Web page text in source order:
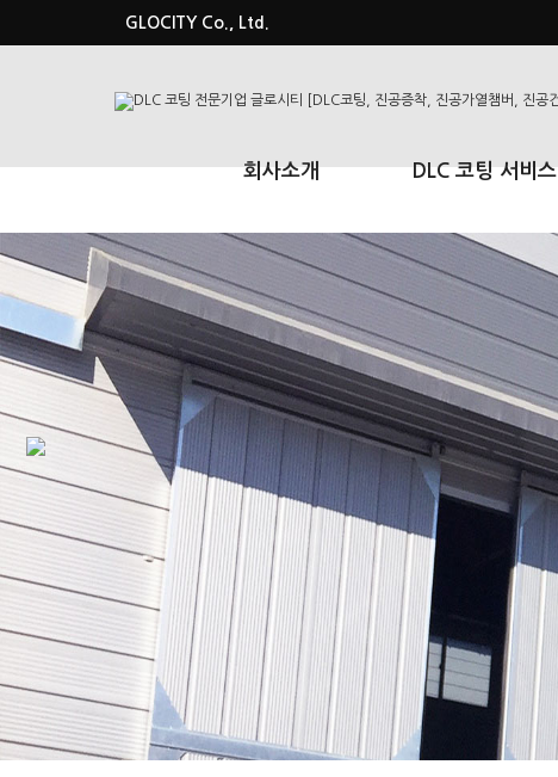
GLOCITY Co., Ltd.
회사소개 DLC 코팅 서비스